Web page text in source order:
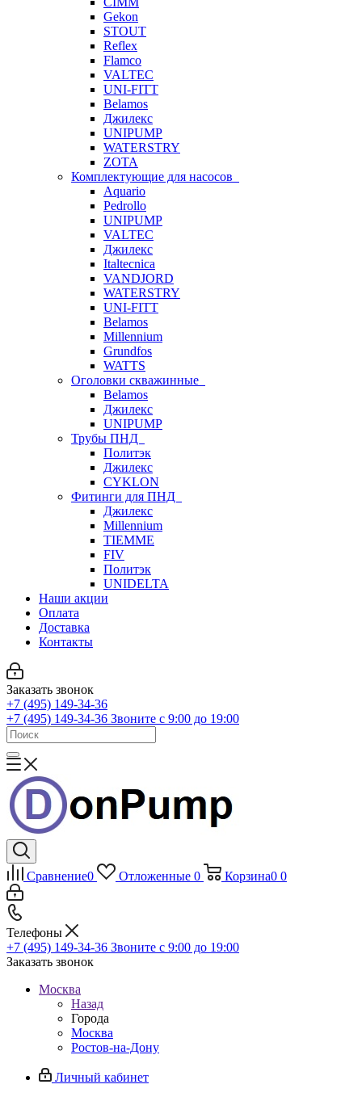
Gekon
STOUT
Reflex
Flamco
VALTEC
UNI-FITT
Belamos
Джилекс
UNIPUMP
WATERSTRY
ZOTA
Комплектующие для насосов
Aquario
Pedrollo
UNIPUMP
VALTEC
Джилекс
Italtecnica
VANDJORD
WATERSTRY
UNI-FITT
Belamos
Millennium
Grundfos
WATTS
Оголовки скважинные
Belamos
Джилекс
UNIPUMP
Трубы ПНД
Политэк
Джилекс
CYKLON
Фитинги для ПНД
Джилекс
Millennium
TIEMME
FIV
Политэк
UNIDELTA
Наши акции
Оплата
Доставка
Контакты
Заказать звонок
+7 (495) 149-34-36
+7 (495) 149-34-36 Звоните с 9:00 до 19:00
Сравнение0 Отложенные 0 Корзина0 0
Телефоны
+7 (495) 149-34-36 Звоните с 9:00 до 19:00
Заказать звонок
Москва
Назад
Города
Москва
Ростов-на-Дону
Личный кабинет